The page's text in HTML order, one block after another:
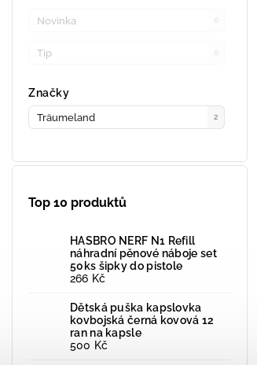
Novinka 0
Tip 0
Značky
Träumeland 2
Top 10 produktů
HASBRO NERF N1 Refill
náhradní pěnové náboje set
50ks šipky do pistole
266 Kč
Dětská puška kapslovka
kovbojská černá kovová 12
ran na kapsle
500 Kč